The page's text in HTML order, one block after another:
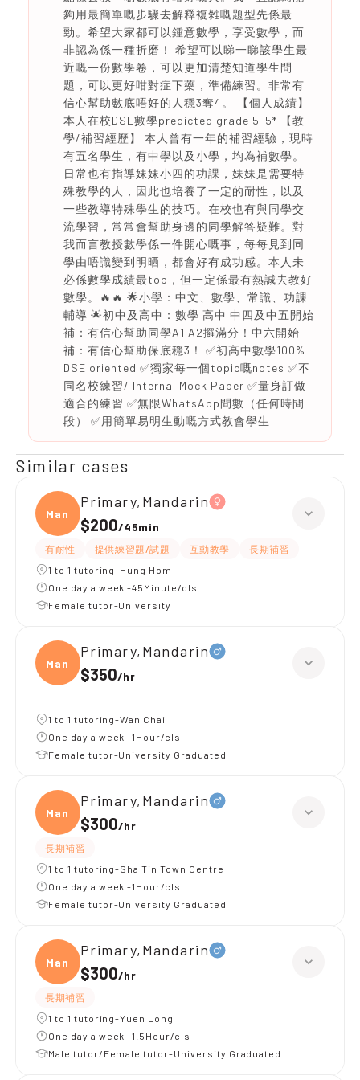
夠用最簡單嘅步驟去解釋複雜嘅題型先係最
勁。希望大家都可以鍾意數學，享受數學，而
非認為係一種折磨！ 希望可以睇一睇該學生最
近嘅一份數學卷，可以更加清楚知道學生問
題，可以更好咁對症下藥，準備練習。非常有
信心幫助數底唔好的人穩3奪4。 【個人成績】
本人在校DSE數學predicted grade 5-5* 【教
學/補習經歷】 本人曾有一年的補習經驗，現時
有五名學生，有中學以及小學，均為補數學。
日常也有指導妹妹小四的功課，妹妹是需要特
殊教學的人，因此也培養了一定的耐性，以及
一些教導特殊學生的技巧。在校也有與同學交
流學習，常常會幫助身邊的同學解答疑難。對
我而言教授數學係一件開心嘅事，每每見到同
學由唔識變到明晒，都會好有成功感。本人未
必係數學成績最top，但一定係最有熱誠去教好
數學。🔥🔥 🌟小學：中文、數學、常識、功課
輔導 🌟初中及高中：數學 高中 中四及中五開始
補：有信心幫助同學A1 A2攞滿分！中六開始
補：有信心幫助保底穩3！ ✅初高中數學100%
DSE oriented ✅獨家每一個topic嘅notes ✅不
同名校練習/ Internal Mock Paper ✅量身訂做
適合的練習 ✅無限WhatsApp問數（任何時間
段） ✅用簡單易明生動嘅方式教會學生
Similar cases
Manda
Primary,Mandarin
$200/45min
有耐性 提供練習題/試題 互動教學
長期補習
1 to 1 tutoring-Hung Hom
One day a week -45Minute/cls
Female tutor-University
Manda
Primary,Mandarin
$350/hr
1 to 1 tutoring-Wan Chai
One day a week -1Hour/cls
Female tutor-University Graduated
Manda
Primary,Mandarin
$300/hr
長期補習
1 to 1 tutoring-Sha Tin Town Centre
One day a week -1Hour/cls
Female tutor-University Graduated
Manda
Primary,Mandarin
$300/hr
長期補習
1 to 1 tutoring-Yuen Long
One day a week -1.5Hour/cls
Male tutor/Female tutor-University Graduated